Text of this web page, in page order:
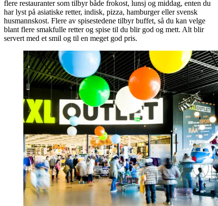
flere restauranter som tilbyr både frokost, lunsj og middag, enten du
har lyst på asiatiske retter, indisk, pizza, hamburger eller svensk
husmannskost. Flere av spisestedene tilbyr buffet, så du kan velge
blant flere smakfulle retter og spise til du blir god og mett. Alt blir
servert med et smil og til en meget god pris.